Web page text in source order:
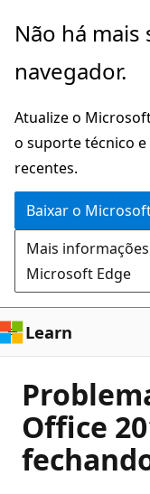
Pular
o
principal
Não há
navegador.
Atualize o
o suporte técnico e
recentes.
Baixar o
Mais
Microsoft Edge
Learn
Office